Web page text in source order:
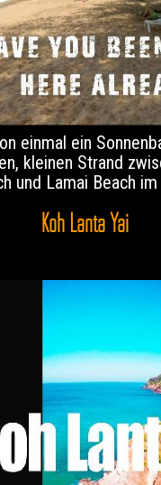
einmal ein
kleinen Strand
und Lamai Beach im
Koh Lanta Yai